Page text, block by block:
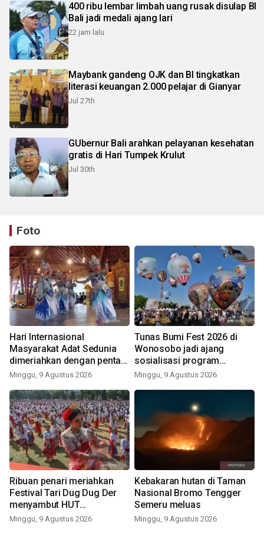
400 ribu lembar limbah uang rusak disulap BI
Bali jadi medali ajang lari
22 jam lalu
Maybank gandeng OJK dan BI tingkatkan
literasi keuangan 2.000 pelajar di Gianyar
Jul 27th
GUbernur Bali arahkan pelayanan kesehatan
gratis di Hari Tumpek Krulut
Jul 30th
Foto
Hari Internasional
Masyarakat Adat Sedunia
dimeriahkan dengan pentas
seni budaya Bali
Minggu, 9 Agustus 2026
Tunas Bumi Fest 2026 di
Wonosobo jadi ajang
sosialisasi program
pemerintah lewat balon
Minggu, 9 Agustus 2026
Ribuan penari meriahkan
Festival Tari Dug Dug Der
menyambut HUT
Kemerdekaan
Minggu, 9 Agustus 2026
Kebakaran hutan di Taman
Nasional Bromo Tengger
Semeru meluas
Minggu, 9 Agustus 2026